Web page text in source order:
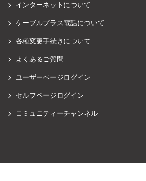
インターネットについて
ケーブルプラス電話について
各種変更手続きについて
よくあるご質問
ユーザーページログイン
セルフページログイン
コミュニティーチャンネル